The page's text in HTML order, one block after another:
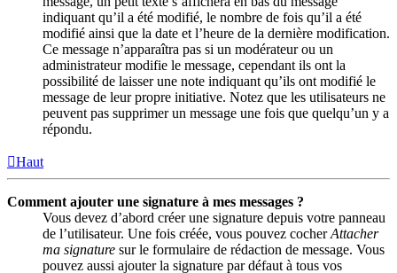
indiquant qu’il a été modifié, le nombre de fois qu’il a été
modifié ainsi que la date et l’heure de la dernière modification.
Ce message n’apparaîtra pas si un modérateur ou un
administrateur modifie le message, cependant ils ont la
possibilité de laisser une note indiquant qu’ils ont modifié le
message de leur propre initiative. Notez que les utilisateurs ne
peuvent pas supprimer un message une fois que quelqu’un y a
répondu.
Haut
Comment ajouter une signature à mes messages ?
Vous devez d’abord créer une signature depuis votre panneau
de l’utilisateur. Une fois créée, vous pouvez cocherAttacher
ma signature sur le formulaire de rédaction de message. Vous
pouvez aussi ajouter la signature par défaut à tous vos